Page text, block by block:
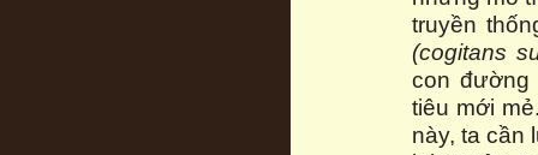
truyền
(cogitans
con đường
tiêu mới
này, ta cần